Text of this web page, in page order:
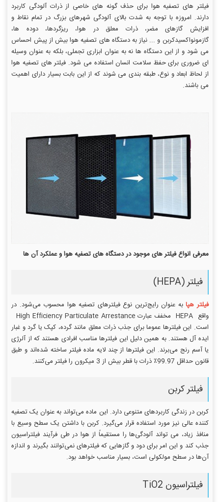
فیلتر های تصفیه هوا برای حذف گونه های خاصی از ذرات آلودگی کاربرد
دارند. امروزه با توجه به شدت بالای آلودگی شهرهای بزرگ در تمام نقاط و
افزایش گازهای مضر، ذرات معلق در هوا، ریزگردها، دوده ها،
گازمونواکسیدکربن و ... نیاز به دستگاه های تصفیه هوا بیش از پیش احساس
می شود و از این دستگاه ها نه به عنوان ابزاری تجملی، بلکه به عنوان وسیله
ای ضروری برای حفظ سلامت انسان استفاده می شود. فیلتر های تصفیه هوا
از لحاظ ابعاد و نوع، طبقه بندی می شوند که از این بابت بسیار دارای اهمیت
می باشند.
معرفی انواع فیلتر های موجود در دستگاه های تصفیه هوا و عملکرد آن ها
فیلتر (HEPA)
فیلتر هپابه عنوان رایج‌ترین نوع فیلترهای تصفیه هوا محسوب می‌شود. در
واقع HEPA مخفف عبارت High Efficiency Particulate Arrestance
است. این فیلترها عموما برای جذب ذرات معلق مانند گرده، کپک یا گرد و غبار
ایده آل هستند. به همین دلیل این فیلترها مناسب افرادی هستند که از آلرژی
یا آسم رنج می‌برند. این فیلترها از چند لایه ماده فیلتر ساخته شده‌اند و طبق
قانون حداقل 99.97٪ ذرات با قطر بیش از 3 میکرون را فیلتر می‌کنند.
فیلتر کربن
کربن در زندگی کاربردهای متنوعی دارد. این ماده می‌تواند به عنوان یک تصفیه
کننده عالی نیز مورد استفاده قرار می‌گیرد. کربن با داشتن یک سطح وسیع با
منافذ زیاد، می تواند آلودگی‌ها را مستقیماً از هوا در طی فرآیند فیلتراسیون
جذب کند و این امر برای دود و گازهایی که فیلترهای نمی‌توانند بگیرند و اندازه
آن‌ها در سطح مولکولی است، بسیار مناسب خواهد بود.
فیلتراسیون TiO2